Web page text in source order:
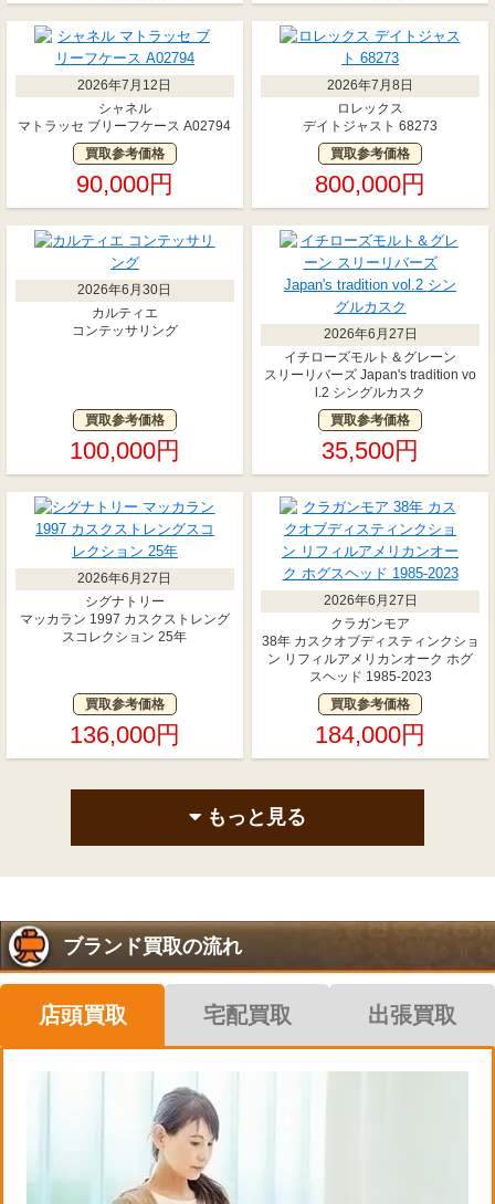
2026年7月12日
シャネル
マトラッセ ブリーフケース A02794
買取参考価格
90,000円
2026年7月8日
ロレックス
デイトジャスト 68273
買取参考価格
800,000円
2026年6月30日
カルティエ
コンテッサリング
買取参考価格
100,000円
2026年6月27日
イチローズモルト＆グレーン
スリーリバーズ Japan's tradition vo
l.2 シングルカスク
買取参考価格
35,500円
2026年6月27日
シグナトリー
マッカラン 1997 カスクストレング
スコレクション 25年
買取参考価格
136,000円
2026年6月27日
クラガンモア
38年 カスクオブディスティンクショ
ン リフィルアメリカンオーク ホグ
スヘッド 1985-2023
買取参考価格
184,000円
もっと見る
ブランド買取の流れ
店頭買取 宅配買取 出張買取